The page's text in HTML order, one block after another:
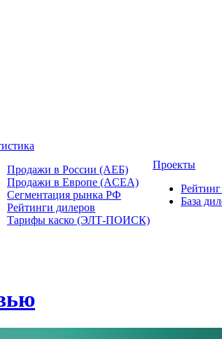
Продажи в России (АЕБ)
Продажи в Европе (ACEA)
Сегментация рынка РФ
Рейтинги дилеров
Тарифы каско (ЭЛТ-ПОИСК)
Проекты
База